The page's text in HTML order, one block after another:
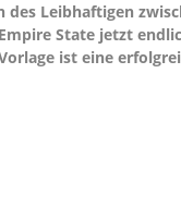
des Leibhaftigen
State jetzt
ist eine